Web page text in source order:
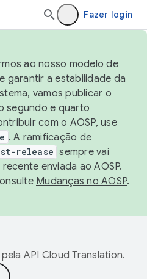
Fazer login
ao nosso modelo de
garantir a estabilidade da
vamos publicar o
segundo e quarto
com o AOSP, use
. A ramificação de
release sempre vai
enviada ao AOSP.
Mudanças no AOSP.
API Cloud Translation.